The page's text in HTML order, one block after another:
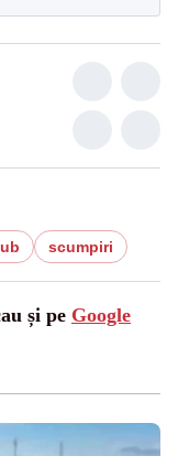
scumpiri
și pe Google